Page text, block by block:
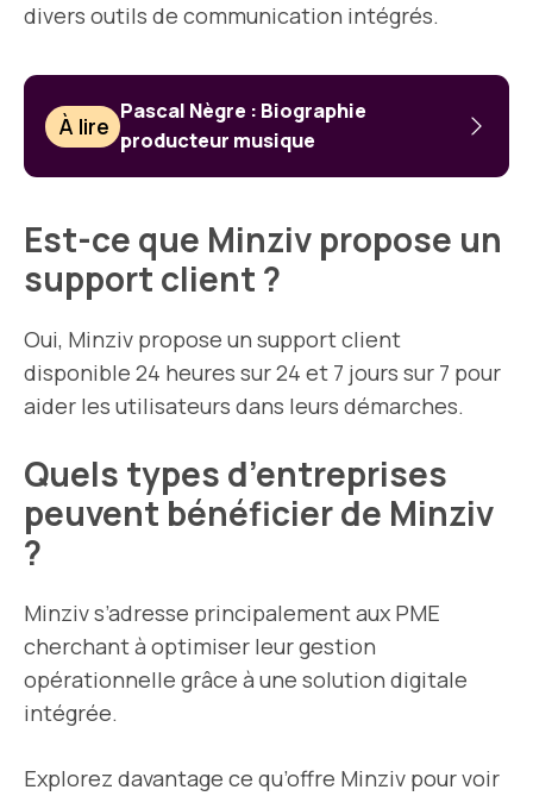
divers outils de communication intégrés.
À lire
Pascal Nègre : Biographie
producteur musique
Est-ce que Minziv propose un
support client ?
Oui, Minziv propose un support client
disponible 24 heures sur 24 et 7 jours sur 7 pour
aider les utilisateurs dans leurs démarches.
Quels types d’entreprises
peuvent bénéficier de Minziv
?
Minziv s’adresse principalement aux PME
cherchant à optimiser leur gestion
opérationnelle grâce à une solution digitale
intégrée.
Explorez davantage ce qu’offre Minziv pour voir